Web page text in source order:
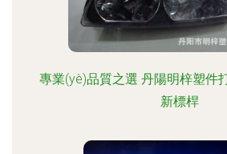
專業(yè)品質之選 丹陽明梓塑件
新標桿